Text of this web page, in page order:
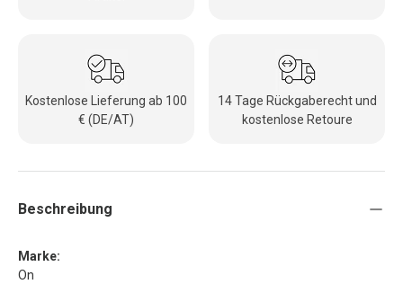
Kostenlose Lieferung ab 100
€ (DE/AT)
14 Tage Rückgaberecht und
kostenlose Retoure
Beschreibung
Marke:
On